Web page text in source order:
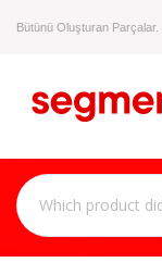
Bütünü Oluşturan Parçalar.